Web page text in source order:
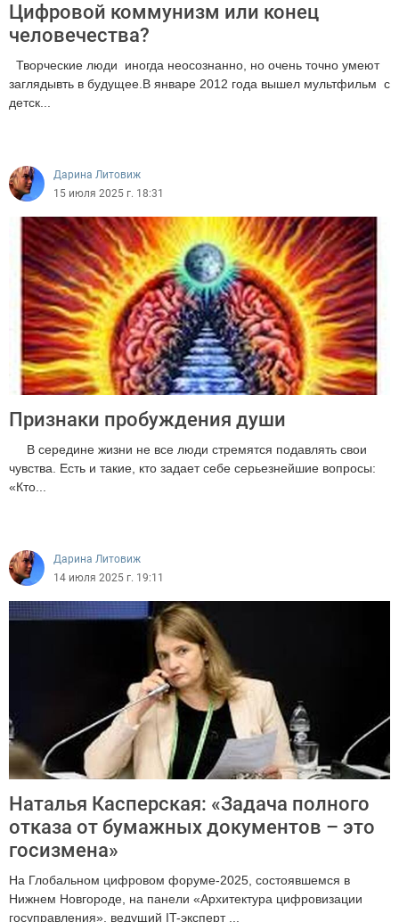
Цифровой коммунизм или конец
человечества?
Творческие люди иногда неосознанно, но очень точно умеют
заглядывть в будущее.В январе 2012 года вышел мультфильм с
детск...
Дарина Литовиж
15 июля 2025 г. 18:31
Признаки пробуждения души
В середине жизни не все люди стремятся подавлять свои
чувства. Есть и такие, кто задает себе серьезнейшие вопросы:
«Кто...
Дарина Литовиж
14 июля 2025 г. 19:11
Наталья Касперская: «Задача полного
отказа от бумажных документов – это
госизмена»
На Глобальном цифровом форуме-2025, состоявшемся в
Нижнем Новгороде, на панели «Архитектура цифровизации
госуправления», ведущий IT-эксперт ...